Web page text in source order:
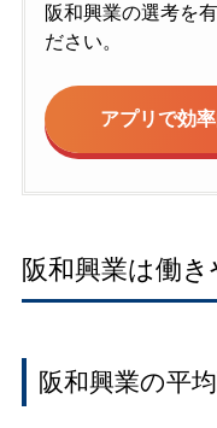
阪和興業の選考を
ださい。
アプリで効
阪和興業は働き
阪和興業の平